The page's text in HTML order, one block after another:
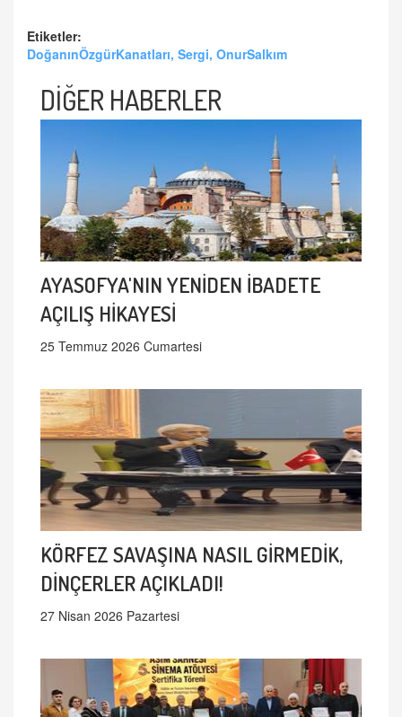
Etiketler:
DoğanınÖzgürKanatları, Sergi, OnurSalkım
DİĞER HABERLER
AYASOFYA'NIN YENİDEN İBADETE
AÇILIŞ HİKAYESİ
25 Temmuz 2026 Cumartesi
KÖRFEZ SAVAŞINA NASIL GİRMEDİK,
DİNÇERLER AÇIKLADI!
27 Nisan 2026 Pazartesi